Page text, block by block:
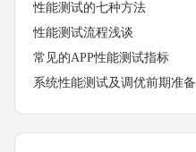
性能测试的七种方法
性能测试流程浅谈
常见的APP性能测试指标
系统性能测试及调优前期准备